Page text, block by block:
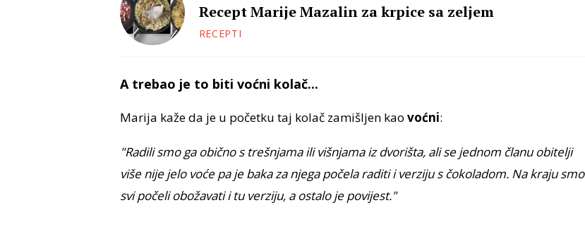
Recept Marije Mazalin za krpice sa zeljem
RECEPTI
A trebao je to biti voćni kolač...
Marija kaže da je u početku taj kolač zamišljen kao voćni:
"Radili smo ga obično s trešnjama ili višnjama iz dvorišta, ali se jednom članu obitelji
više nije jelo voće pa je baka za njega počela raditi i verziju s čokoladom. Na kraju smo
svi počeli obožavati i tu verziju, a ostalo je povijest."